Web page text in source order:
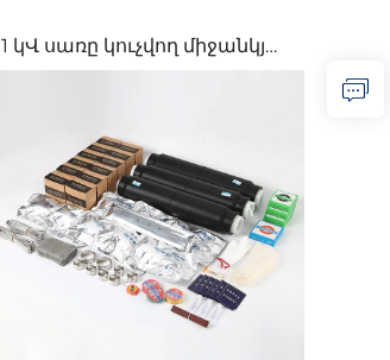
1 կՎ սառը կուչվող միջանկյալ
միացում